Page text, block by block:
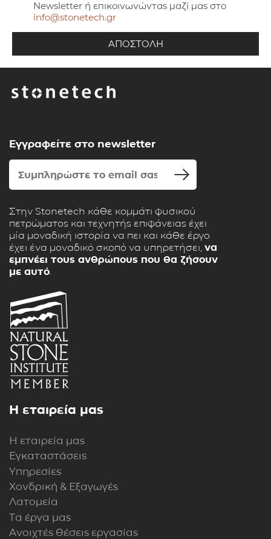
Newsletter ή επικοινωνώντας μαζί μας στο
info@stonetech.gr
Εγγραφείτε στο newsletter
Στην Stonetech κάθε κομμάτι φυσικού
πετρώματος και τεχνητής επιφάνειας έχει
μία μοναδική ιστορία να πει και κάθε έργο
έχει ένα μοναδικό σκοπό να υπηρετήσει, να
εμπνέει τους ανθρώπους που θα ζήσουν
με αυτό.
Η εταιρεία μας
Η εταιρεία μας
Εγκαταστάσεις
Υπηρεσίες
Χονδρική & Εξαγωγές
Λατομεία
Τα έργα μας
Ανοιχτές θέσεις εργασίας